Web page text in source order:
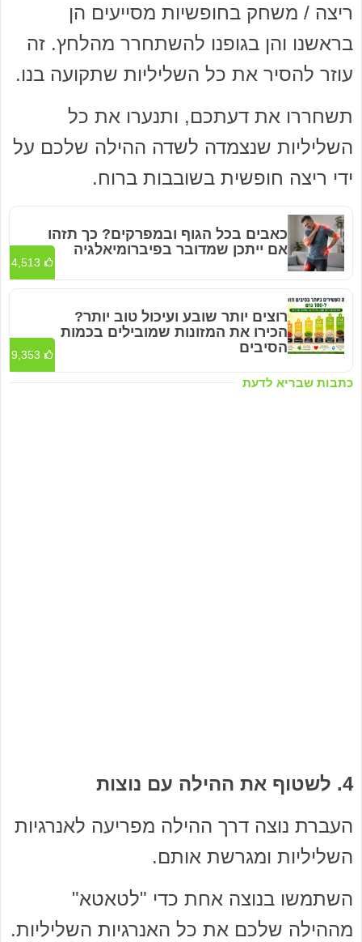
ריצה / משחק בחופשיות מסייעים הן
בראשנו והן בגופנו להשתחרר מהלחץ. זה
עוזר להסיר את כל השליליות שתקועה בנו.
תשחררו את דעתכם, ותנערו את כל
השליליות שנצמדה לשדה ההילה שלכם על
ידי ריצה חופשית בשובבות ברוח.
כתבות שבריא לדעת
כאבים בכל הגוף ובמפרקים? כך תזהו
אם ייתכן שמדובר בפיברומיאלגיה
4,513
רוצים יותר שובע ועיכול טוב יותר?
הכירו את המזונות שמובילים בכמות
הסיבים
9,353
4. לשטוף את ההילה עם נוצות
העברת נוצה דרך ההילה מפריעה לאנרגיות
השליליות ומגרשת אותם.
השתמשו בנוצה אחת כדי "לטאטא"
מההילה שלכם את כל האנרגיות השליליות.